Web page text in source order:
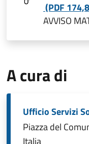
(PDF
AVVISO
A cura di
Ufficio Servizi
Piazza del